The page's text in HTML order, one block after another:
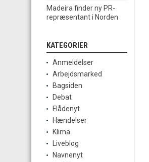
Madeira finder ny PR-
repræsentant i Norden
KATEGORIER
Anmeldelser
Arbejdsmarked
Bagsiden
Debat
Flådenyt
Hændelser
Klima
Liveblog
Navnenyt